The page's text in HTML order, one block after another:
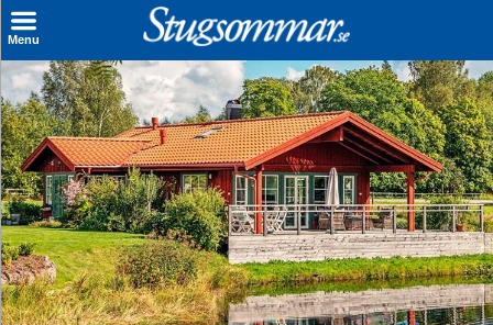
Menu
Sök stuga
Sista Minuten
Genvägar
Inspiration
Kontakt
Husägare